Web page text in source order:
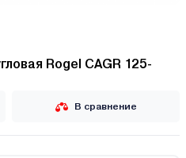
Rogel CAGR 125-
В сравнение